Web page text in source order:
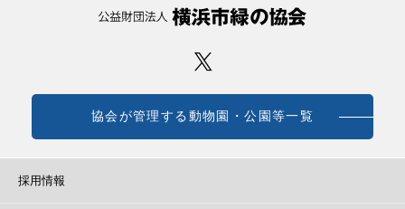
協会が管理する動物園・公園等一覧
採用情報